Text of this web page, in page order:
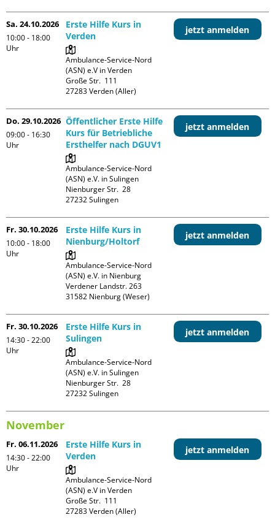
Sa. 24.10.2026
10:00 - 18:00
Uhr
Erste Hilfe Kurs in
Verden
Ambulance-Service-Nord
(ASN) e.V in Verden
Große Str.  111
jetzt anmelden
Do. 29.10.2026
09:00 - 16:30
Uhr
Öffentlicher Erste Hilfe
Kurs für Betriebliche
Ersthelfer nach DGUV1
Ambulance-Service-Nord
(ASN) e.V. in Sulingen
Nienburger Str.  28
jetzt anmelden
Fr. 30.10.2026
10:00 - 18:00
Uhr
Erste Hilfe Kurs in
Nienburg/Holtorf
Ambulance-Service-Nord
(ASN) e.V. in Nienburg
Verdener Landstr. 263
jetzt anmelden
Fr. 30.10.2026
14:30 - 22:00
Uhr
Erste Hilfe Kurs in
Sulingen
Ambulance-Service-Nord
(ASN) e.V. in Sulingen
Nienburger Str.  28
jetzt anmelden
November
Fr. 06.11.2026
14:30 - 22:00
Uhr
Erste Hilfe Kurs in
Verden
Ambulance-Service-Nord
(ASN) e.V in Verden
Große Str.  111
jetzt anmelden